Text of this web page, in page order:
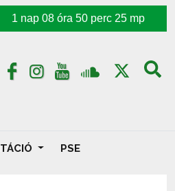
1 nap 08 óra 50 perc 23 mp
PSE